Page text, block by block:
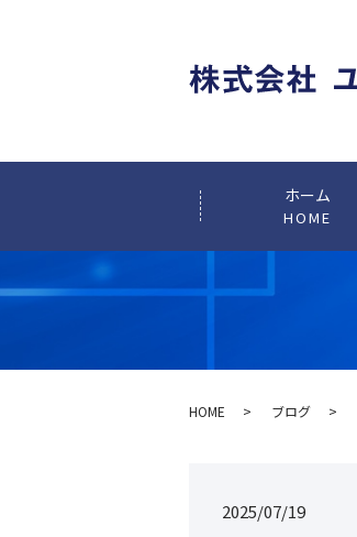
ホーム
HOME
HOME ブログ
2025/07/19